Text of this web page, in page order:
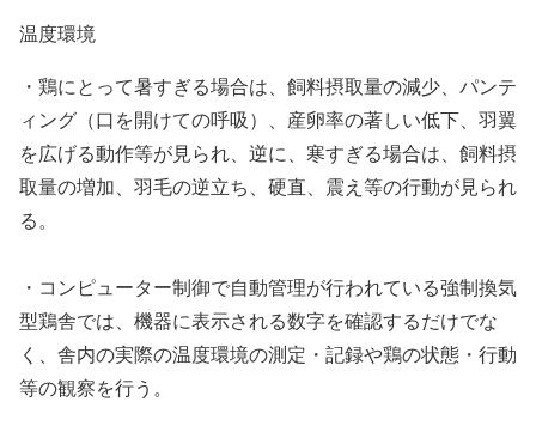
温度環境
・鶏にとって暑すぎる場合は、飼料摂取量の減少、パンテ
ィング（口を開けての呼吸）、産卵率の著しい低下、羽翼
を広げる動作等が見られ、逆に、寒すぎる場合は、飼料摂
取量の増加、羽毛の逆立ち、硬直、震え等の行動が見られ
る。
・コンピューター制御で自動管理が行われている強制換気
型鶏舎では、機器に表示される数字を確認するだけでな
く、舎内の実際の温度環境の測定・記録や鶏の状態・行動
等の観察を行う。